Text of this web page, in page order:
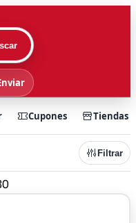
Cupones Tiendas
Filtrar